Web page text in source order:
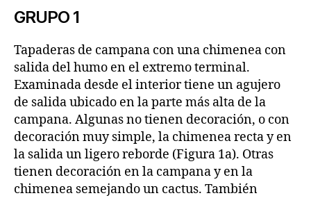
GRUPO 1
Tapaderas de campana con una chimenea con
salida del humo en el extremo terminal.
Examinada desde el interior tiene un agujero
de salida ubicado en la parte más alta de la
campana. Algunas no tienen decoración, o con
decoración muy simple, la chimenea recta y en
la salida un ligero reborde (Figura 1a). Otras
tienen decoración en la campana y en la
chimenea semejando un cactus. También